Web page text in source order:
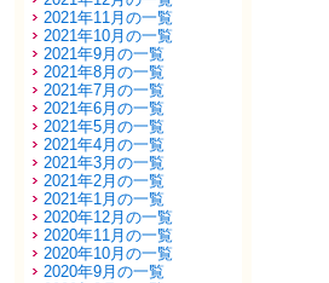
2021年11月の一覧
2021年10月の一覧
2021年9月の一覧
2021年8月の一覧
2021年7月の一覧
2021年6月の一覧
2021年5月の一覧
2021年4月の一覧
2021年3月の一覧
2021年2月の一覧
2021年1月の一覧
2020年12月の一覧
2020年11月の一覧
2020年10月の一覧
2020年9月の一覧